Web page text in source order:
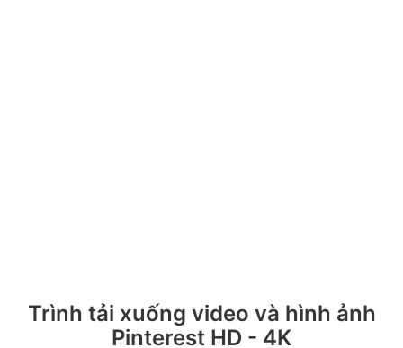
Trình tải xuống video và hình ảnh
Pinterest HD - 4K